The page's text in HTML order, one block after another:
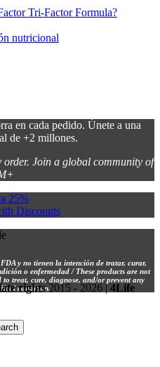
Tri-Factor Formula?
nutricional
en cada pedido. Únete a una
de +2 millones.
order. Join a global community of
25%
Discounts
y no tienen la intención de tratar, curar,
o enfermedad / These products are not
treat, cure, diagnose, and/or prevent any
condition.
rights 2015 - 2026 | 4Life